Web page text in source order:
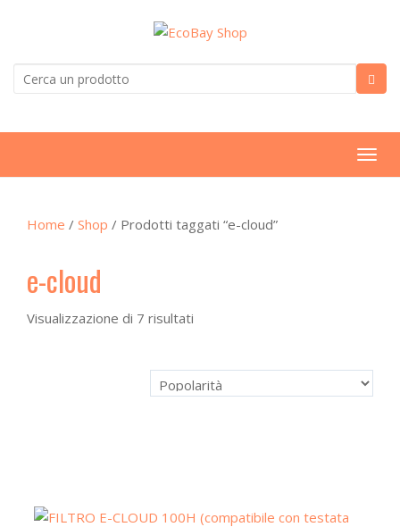
T
o
g
Home / Shop / Prodotti taggati “e-cloud”
e-cloud
Visualizzazione di 7 risultati